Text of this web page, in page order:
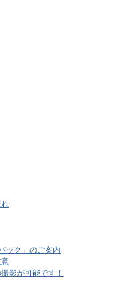
ック」のご案内
影が可能です！